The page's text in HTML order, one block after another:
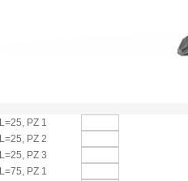
L=25, PZ 1
L=25, PZ 2
L=25, PZ 3
L=75, PZ 1